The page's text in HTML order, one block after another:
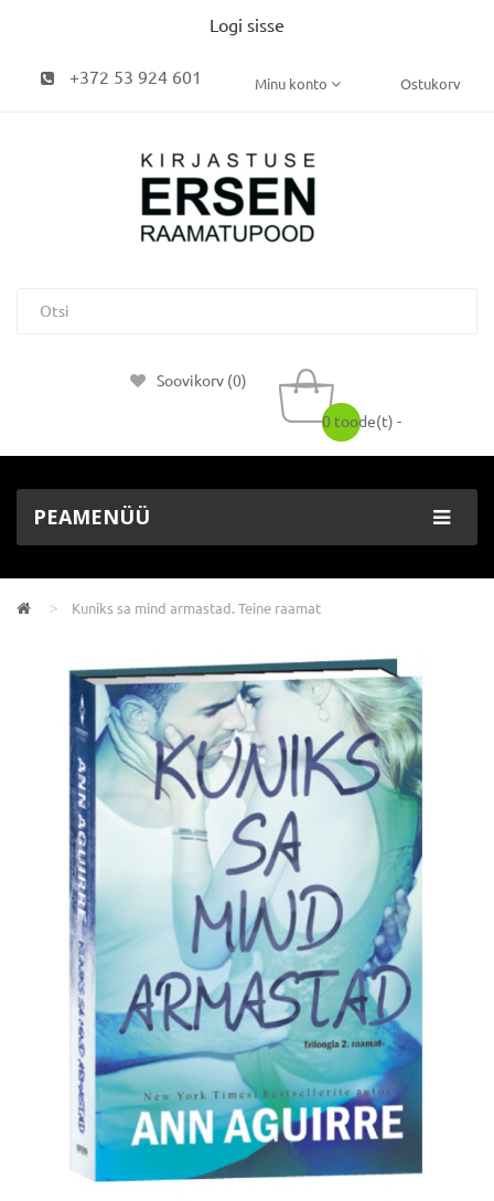
Logi sisse
+372 53 924 601 Minu konto Ostukorv
Soovikorv (0)
0 toode(t) -
PEAMENÜÜ
Kuniks sa mind armastad. Teine raamat